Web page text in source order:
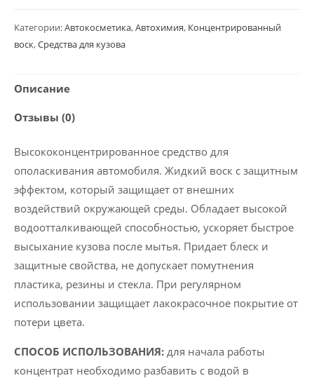
ароматом
вишни
2020
Wax",
л
Категории:Автокосметика,Автохимия, Концентрированный
воск,Средства для кузова
Описание
Отзывы (0)
Высококонцентрированное средство для
ополаскивания автомобиля. Жидкий воск с защитным
эффектом, который защищает от внешних
воздействий окружающей среды. Обладает высокой
водоотталкивающей способностью, ускоряет быстрое
высыхание кузова после мытья. Придает блеск и
защитные свойства, не допускает помутнения
пластика, резины и стекла. При регулярном
использовании защищает лакокрасочное покрытие от
потери цвета.
СПОСОБ ИСПОЛЬЗОВАНИЯ: для начала работы
концентрат необходимо разбавить с водой в